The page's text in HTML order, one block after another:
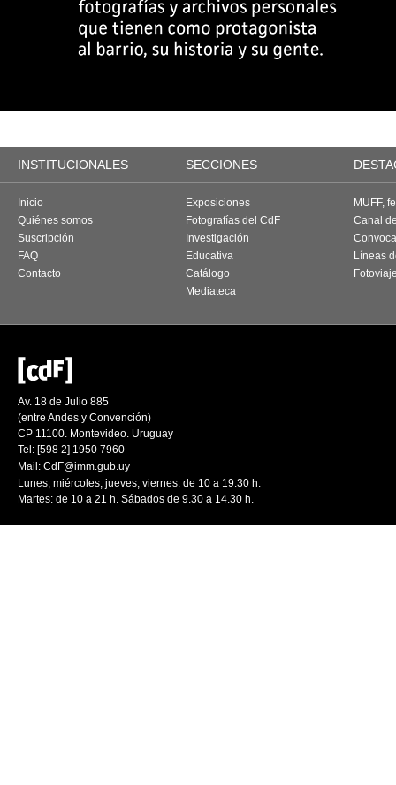
INSTITUCIONALES SECCIONES
Inicio
Quiénes somos
Suscripción
FAQ
Contacto
Exposiciones
Fotografías del CdF
Investigación
Educativa
Catálogo
Mediateca
MUFF,
Canal
Líneas
Av. 18 de Julio 885
(entre Andes y Convención)
CP 11100. Montevideo. Uruguay
Tel: [598 2] 1950 7960
Mail: CdF@imm.gub.uy
Lunes, miércoles, jueves, viernes: de 10 a 19.30 h.
Martes: de 10 a 21 h. Sábados de 9.30 a 14.30 h.